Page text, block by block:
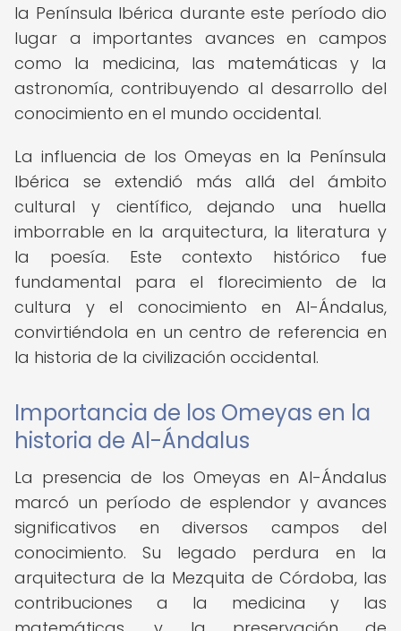
la Península Ibérica durante este período dio
lugar a importantes avances en campos
como la medicina, las matemáticas y la
astronomía, contribuyendo al desarrollo del
conocimiento en el mundo occidental.
La influencia de los Omeyas en la Península
Ibérica se extendió más allá del ámbito
cultural y científico, dejando una huella
imborrable en la arquitectura, la literatura y
la poesía. Este contexto histórico fue
fundamental para el florecimiento de la
cultura y el conocimiento en Al-Ándalus,
convirtiéndola en un centro de referencia en
la historia de la civilización occidental.
Importancia de los Omeyas en la
historia de Al-Ándalus
La presencia de los Omeyas en Al-Ándalus
marcó un período de esplendor y avances
significativos en diversos campos del
conocimiento. Su legado perdura en la
arquitectura de la Mezquita de Córdoba, las
contribuciones a la medicina y las